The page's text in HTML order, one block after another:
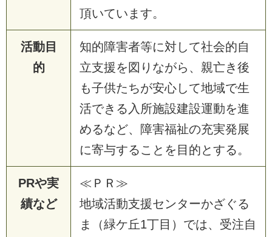
頂いています。
活動目
的
知的障害者等に対して社会的自
立支援を図りながら、親亡き後
も子供たちが安心して地域で生
活できる入所施設建設運動を進
めるなど、障害福祉の充実発展
に寄与することを目的とする。
PRや実
績など
≪ＰＲ≫
地域活動支援センターかざぐる
ま（緑ケ丘1丁目）では、受注自